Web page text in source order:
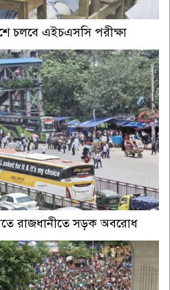
চলবে এইচএসসি পরীক্ষা
রাজধানীতে সড়ক অবরোধ